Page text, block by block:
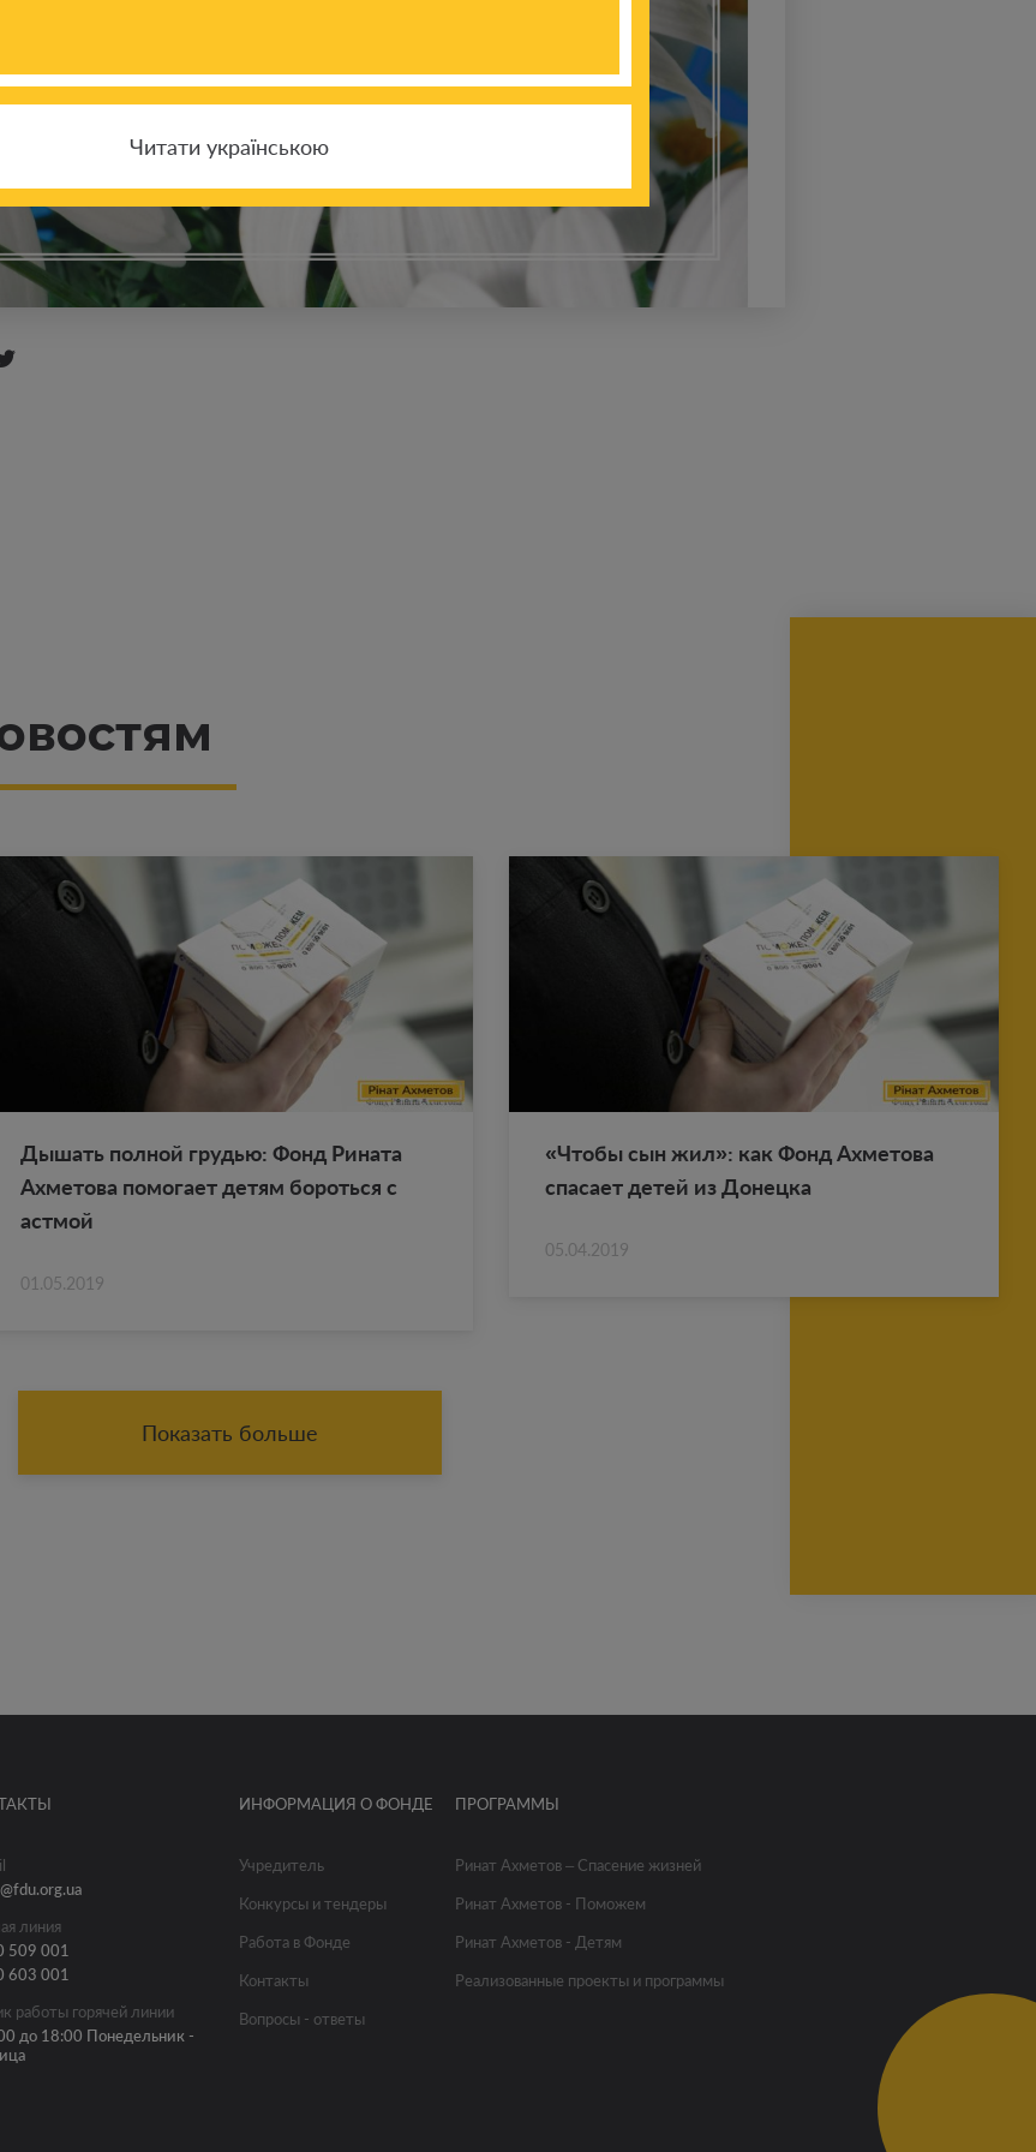
Ды­шать пол­ной гру­дью: Фонд Ри­на­та
Ах­ме­то­ва по­мо­га­ет детям бо­роть­ся с
аст­мой
01.05.2019
«Чтобы сын жил»: как Фонд Ах­ме­то­ва
спа­са­ет детей из До­нец­ка
05.04.2019
Показать больше
линия
509 001
603 001
работы горячей линии
до 18:00 Понедельник -
ИНФОРМАЦИЯ О ФОНДЕ
Учредитель
Конкурсы и тендеры
Работа в Фонде
Контакты
Вопросы - ответы
ПРОГРАММЫ
Ринат Ахметов – Спасение жизней
Ринат Ахметов - Поможем
Ринат Ахметов - Детям
Реализованные проекты и программы
Читати українською